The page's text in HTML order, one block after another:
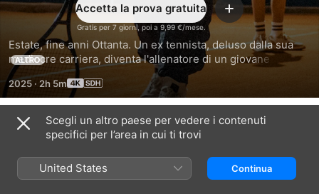
Gratis per 7 giorni, poi a 9,99 €/mese.
Accetta la prova gratuita Aggiungi
Estate, fine anni Ottanta. Un ex tennista, deluso dalla sua
mediocre carriera, diventa l'allenatore di un giovane talento
timido, schiacciato dalle aspettative del padre. I due iniziano
un viaggio lungo la costa italiana che, tra sconfitte, bugie e
incontri bizzarri, porta Felice a scoprire il sapore della
libertà e Raul a intravedere la possibilità di un nuovo inizio.
ALTRO
2025 · 2h 5m
Correlati
Miles
Vincenti
Scegli un altro paese per vedere i contenuti
specifici per l’area in cui ti trovi
United States Continua